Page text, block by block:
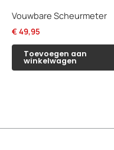
Vouwbare Scheurmeter
€ 49,95
Toevoegen aan
winkelwagen